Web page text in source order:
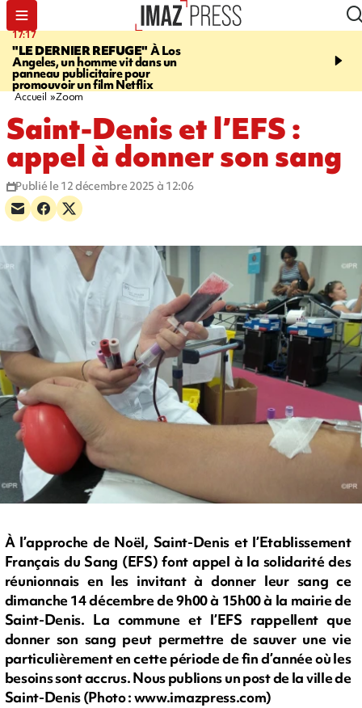
17:17
"LE DERNIER REFUGE" À Los
Angeles, un homme vit dans un
panneau publicitaire pour
promouvoir un film Netflix
06:50
rappeur condamné,
Accueil Zoom
Saint-Denis et l’EFS :
appel à donner son sang
Publié le 12 décembre 2025 à 12:06
À l’approche de Noël, Saint-Denis et l’Etablissement
Français du Sang (EFS) font appel à la solidarité des
réunionnais en les invitant à donner leur sang ce
dimanche 14 décembre de 9h00 à 15h00 à la mairie de
Saint-Denis. La commune et l’EFS rappellent que
donner son sang peut permettre de sauver une vie
particulièrement en cette période de fin d’année où les
besoins sont accrus. Nous publions un post de la ville de
Saint-Denis (Photo : www.imazpress.com)